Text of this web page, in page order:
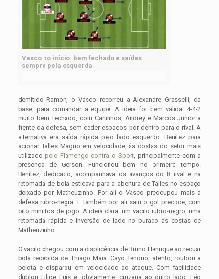
Vasco no início: bem fechado e saídas
sempre pela esquerda
demitido Ramon, o Vasco recorreu a Alexandre Grasselli, da
base, para comandar a equipe. A ideia foi bem válida. 4-4-2
muito bem fechado, com Carlinhos, Andrey e Marcos Júnior à
frente da defesa, sem ceder espaços por dentro para o rival. A
alternativa era saída rápida pelo lado esquerdo. Benítez para
acionar Talles Magno em velocidade, às costas do setor mais
utilizado pelo Flamengo contra o Sport, principalmente com a
presença de Gerson. Funcionou bem no primeiro tempo.
Benítez, dedicado, acompanhava os avanços do 8 rival e na
retomada de bola esticava para a abertura de Talles no espaço
deixado por Matheuzinho. Por ali o Vasco preocupou mais a
defesa rubro-negra. E também por ali saiu o gol precoce, com
oito minutos de jogo. A ideia clara: um vacilo rubro-negro, uma
retomada rápida e inversão de lado no buraco às costas de
Matheuzinho.
O vacilo chegou com a displicência de Bruno Henrique ao recuar
bola recebida de Thiago Maia. Cayo Tenório, atento, roubou a
pelota e disparou em velocidade ao ataque. Com facilidade
driblou Filipe Luís e, obviamente, cruzaria ao outro lado. Léo